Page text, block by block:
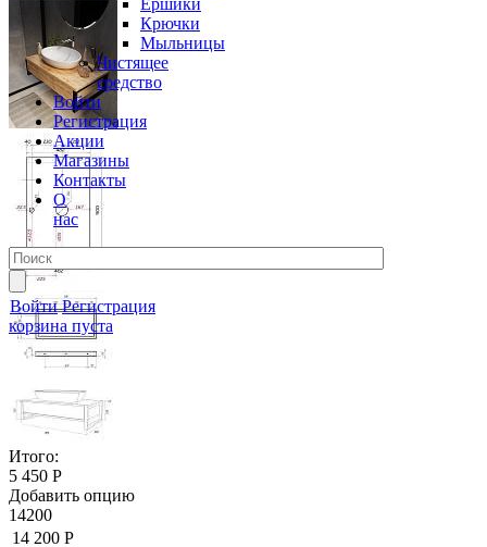
Крючки
Мыльницы
Чистящее
средство
Войти
Регистрация
Акции
Магазины
Контакты
О
нас
Войти Регистрация
корзина пуста
Итого:
5 450 Р
Добавить опцию
14200
14 200 Р